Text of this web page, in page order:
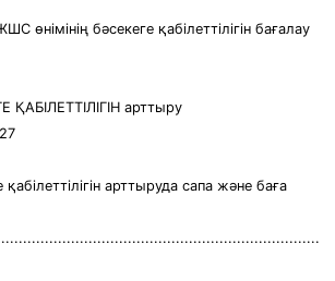
өнімінің бәсекеге қабілеттілігін бағалау
ҚАБІЛЕТТІЛІГІН арттыру
қабілеттілігін арттыруда сапа және баға